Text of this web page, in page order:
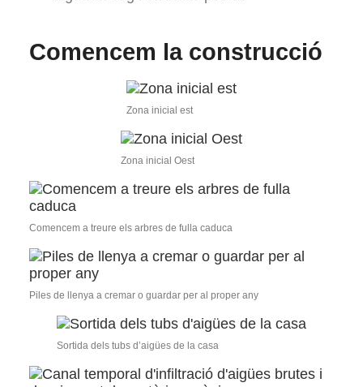
Comencem la construcció
Zona inicial est
Zona inicial Oest
Comencem a treure els arbres de fulla caduca
Piles de llenya a cremar o guardar per al proper any
Sortida dels tubs d’aigües de la casa